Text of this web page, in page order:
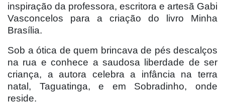
inspiração da professora, escritora e artesã Gabi
Vasconcelos para a criação do livro Minha
Brasília.
Sob a ótica de quem brincava de pés descalços
na rua e conhece a saudosa liberdade de ser
criança, a autora celebra a infância na terra
natal, Taguatinga, e em Sobradinho, onde
reside.